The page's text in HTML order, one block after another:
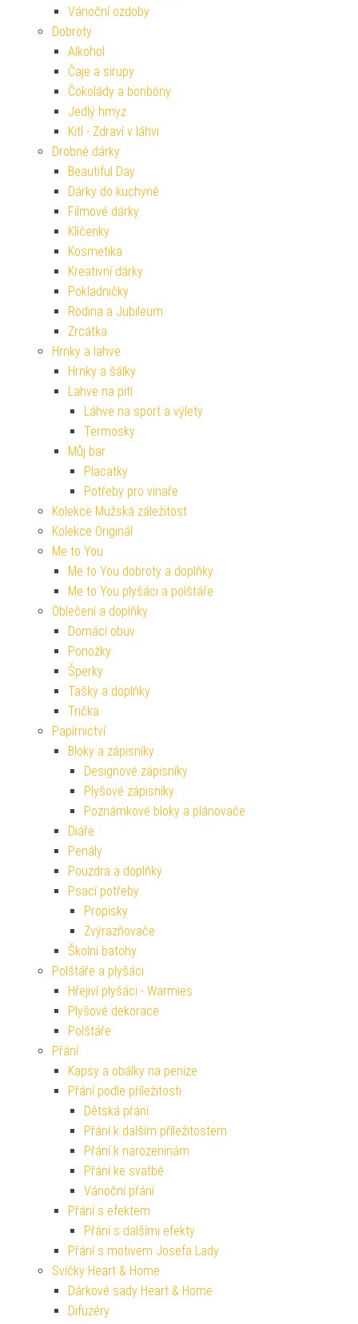
Vánoční ozdoby
Dobroty
Alkohol
Čaje a sirupy
Čokolády a bonbóny
Jedlý hmyz
Kitl - Zdraví v láhvi
Drobné dárky
Beautiful Day
Dárky do kuchyně
Filmové dárky
Klíčenky
Kosmetika
Kreativní dárky
Pokladničky
Rodina a Jubileum
Zrcátka
Hrnky a lahve
Hrnky a šálky
Lahve na pití
Láhve na sport a výlety
Termosky
Můj bar
Placatky
Potřeby pro vinaře
Kolekce Mužská záležitost
Kolekce Originál
Me to You
Me to You dobroty a doplňky
Me to You plyšáci a polštáře
Oblečení a doplňky
Domácí obuv
Ponožky
Šperky
Tašky a doplňky
Trička
Papírnictví
Bloky a zápisníky
Designové zápisníky
Plyšové zápisníky
Poznámkové bloky a plánovače
Diáře
Penály
Pouzdra a doplňky
Psací potřeby
Propisky
Zvýrazňovače
Školní batohy
Polštáře a plyšáci
Hřejiví plyšáci - Warmies
Plyšové dekorace
Polštáře
Přání
Kapsy a obálky na peníze
Přání podle příležitosti
Dětská přání
Přání k dalším příležitostem
Přání k narozeninám
Přání ke svatbě
Vánoční přání
Přání s efektem
Přání s dalšími efekty
Přání s motivem Josefa Lady
Svíčky Heart & Home
Dárkové sady Heart & Home
Difuzéry